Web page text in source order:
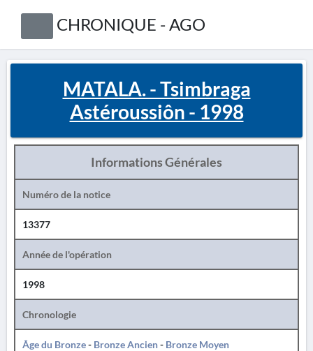
CHRONIQUE - AGO
MATALA. - Tsimbraga
Astéroussiôn - 1998
Informations Générales
Numéro de la notice
13377
Année de l'opération
1998
Chronologie
Âge du Bronze- Bronze Ancien- Bronze Moyen